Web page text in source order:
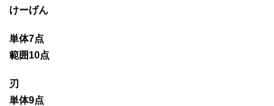
けーげん
単体7点
範囲10点
刃
単体9点